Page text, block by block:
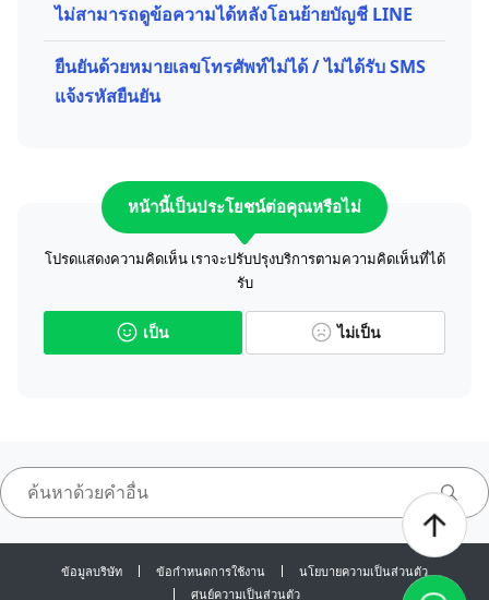
ไม่สามารถดูข้อความได้หลังโอนย้ายบัญชี LINE
ยืนยันด้วยหมายเลขโทรศัพท์ไม่ได้ / ไม่ได้รับ SMS
แจ้งรหัสยืนยัน
หน้านี้เป็นประโยชน์ต่อคุณหรือไม่
โปรดแสดงความคิดเห็น เราจะปรับปรุงบริการตามความคิดเห็นที่ได้
รับ
เป็น ไม่เป็น
ข้อมูลบริษัท ข้อกำหนดการใช้งาน
นโยบายความเป็นส่วนตัว
ศูนย์ความเป็นส่วนตัว